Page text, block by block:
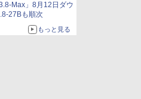
Max」8月12日ダウ
27Bも順次
もっと見る